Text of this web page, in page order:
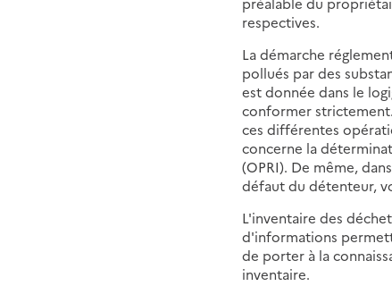
respectives.
La démarche
pollués par des
est donnée dans le
conformer
ces différentes
concerne la
(OPRI). De même,
défaut du détenteur,
L'inventaire des
d'informations
de porter à la
inventaire.